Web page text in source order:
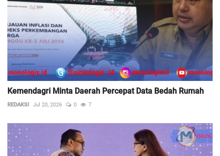
Kemendagri Minta Daerah Percepat Data Bedah Rumah
REDAKSI Jul 20, 2026 0 7